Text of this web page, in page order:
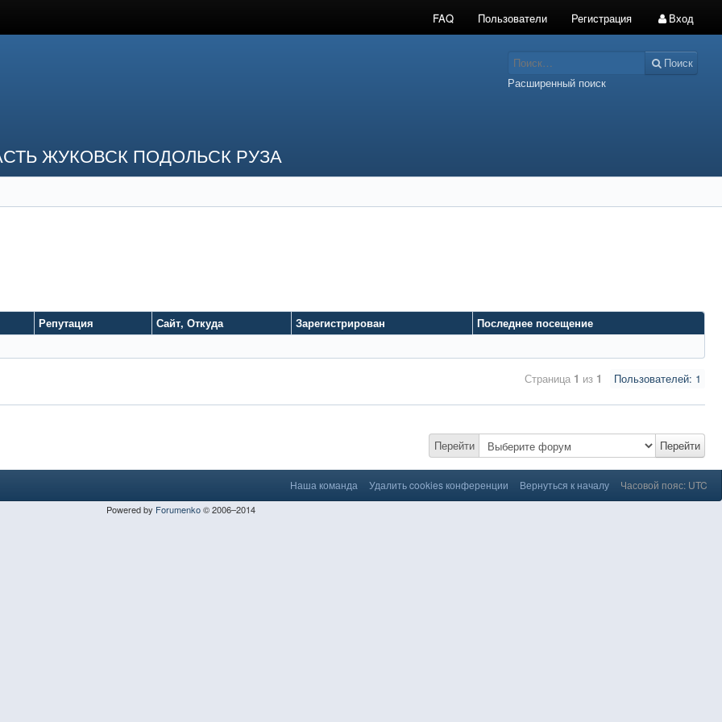
FAQ Пользователи Регистрация Вход
ЖУКОВСК ПОДОЛЬСК РУЗА
Поиск
Расширенный поиск
Репутация Сайт, Откуда Зарегистрирован
Последнее посещение
Пользователей: 1
Страница 1 из 1
Перейти Перейти
Наша команда Удалить cookies конференции Вернуться к началу Часовой пояс: UTC
Powered by Forumenko© 2006–2014